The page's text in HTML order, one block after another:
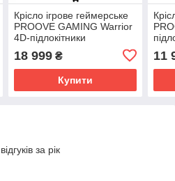
Крісло ігрове геймерське
PROOVE GAMING Warrior
4D-підлокітники
18 999₴
Купити
11
за рік